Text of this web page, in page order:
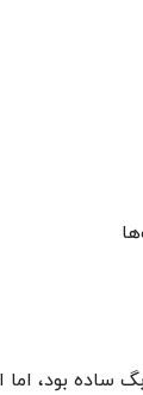
بود، اما